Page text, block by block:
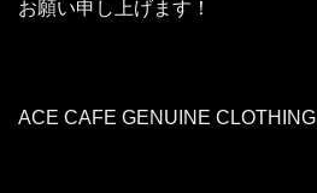
お願い申し上げます！
ACE CAFE GENUINE CLOTHING